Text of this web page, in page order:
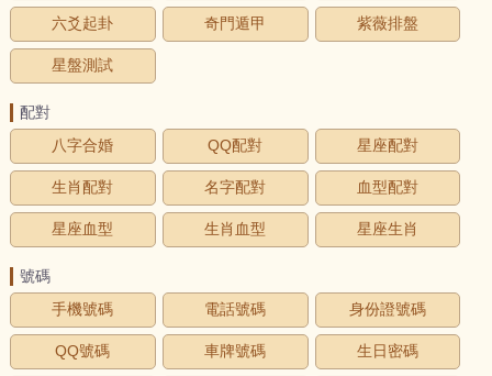
六爻起卦 奇門遁甲 紫薇排盤
星盤測試
配對
八字合婚
QQ配對 星座配對
生肖配對 名字配對 血型配對
星座血型 生肖血型 星座生肖
號碼
手機號碼
電話號碼 身份證號碼
QQ號碼 車牌號碼 生日密碼